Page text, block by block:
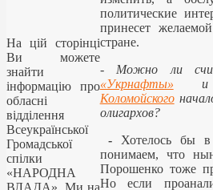
политические
принесет
стране.
- Можно ли
«Укрнафты»
Коломойского
олигархов?
- Хотелось бы
понимаем, что
Порошенко тоже
Но если
На цій сторінці
Ви можете
знайти
інформацію про
обласні
відділення
Всеукраїнської
Громадської
спілки
«НАРОДНА
ВЛАДА». Ми на